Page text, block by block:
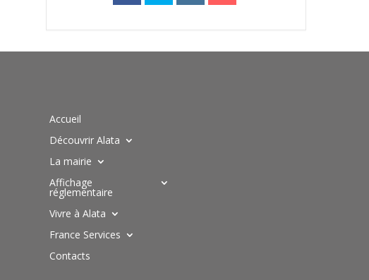
Accueil
Découvrir Alata
La mairie
Affichage
réglementaire
Vivre à Alata
France Services
Contacts